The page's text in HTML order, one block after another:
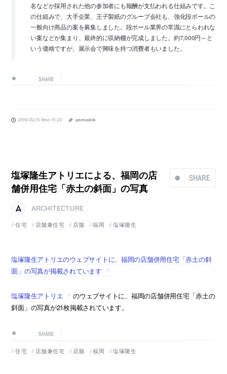
名などが採用された他の参加者にも報酬が支払われる仕組みです。こ
の仕組みで、大手企業、王子製紙のグループ会社も、強化段ボールの
一般向け商品の案を募集しました。段ボール業界の常識にとらわれな
い案などが集まり、最終的に収納棚が完成しました。約7,000円～と
いう価格ですが、展示会で興味を持つ消費者もいました。
SHARE
2016.02.15 Mon 15:23 permalink
SHARE
塩塚隆生アトリエによる、福岡の店
舗併用住宅「赤土の斜面」の写真
ARCHITECTURE
住宅
店舗兼住宅 店舗 福岡 塩塚隆生
塩塚隆生アトリエのウェブサイトに、福岡の店舗併用住宅「赤土の斜
面」の写真が掲載されています
塩塚隆生アトリエ
のウェブサイトに、福岡の店舗併用住宅「赤土の
斜面」の写真が21枚掲載されています。
SHARE
住宅 店舗兼住宅 店舗 福岡 塩塚隆生